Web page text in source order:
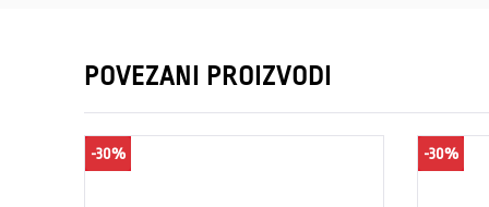
POVEZANI PROIZVODI
-30% -30%